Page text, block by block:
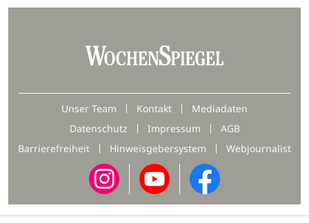
Unser Team Kontakt
Mediadaten
Datenschutz
Impressum
AGB
Barrierefreiheit
Hinweisgebersystem Webjournalist